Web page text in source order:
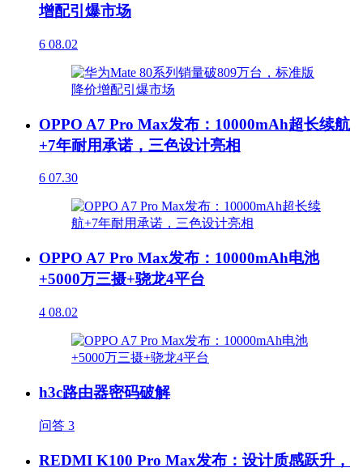
增配引爆市场
6 08.02
OPPO A7 Pro Max发布：10000mAh超长续航
+7年耐用承诺，三色设计亮相
6 07.30
OPPO A7 Pro Max发布：10000mAh电池
+5000万三摄+骁龙4平台
4 08.02
h3c路由器密码破解
问答 3
REDMI K100 Pro Max发布：设计质感跃升，